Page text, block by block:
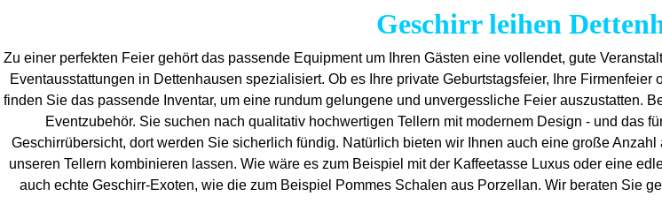
Geschirr leihen
Zu einer perfekten Feier gehört das passende Equipment um Ihren Gästen eine vollendet, gute
Eventausstattungen in Dettenhausen spezialisiert. Ob es Ihre private Geburtstagsfeier, Ihre
finden Sie das passende Inventar, um eine rundum gelungene und unvergess liche Feier auszustatten.
Eventzubehör. Sie suchen nach qualitativ hochwertigen Tellern mit modernem Design - und das
Geschirrübersicht, dort werden Sie sicherlich fündig. Natürlich bieten wir Ihnen auch eine große
unseren Tellern kombinieren lassen. Wie wäre es zum Beispiel mit der Kaffeetasse Luxus oder eine
auch echte Geschirr-Exoten, wie die zum Beispiel Pommes Schalen aus Porzellan. Wir beraten Sie